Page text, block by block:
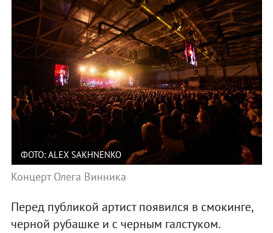
ФОТО: ALEX SAKHNENKO
Концерт Олега Винника
Перед публикой артист появился в смокинге,
черной рубашке и с черным галстуком.